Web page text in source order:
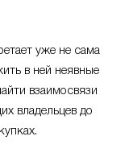
уже не сама
в ней неявные
взаимосвязи
владельцев до